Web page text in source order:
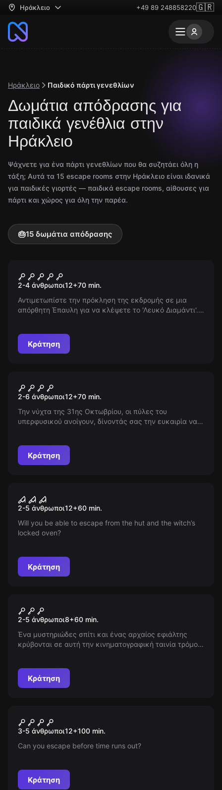
Ηράκλειο +49 89 248858220🇬🇷
Ηράκλειο Παιδικό πάρτι γενεθλίων
Δωμάτια απόδρασης για
παιδικά γενέθλια στην
Ηράκλειο
Ψάχνετε για ένα πάρτι γενεθλίων που θα συζητάει όλη η
τάξη; Αυτά τα 15 escape rooms στην Ηράκλειο είναι ιδανικά
για παιδικές γιορτές — παιδικά escape rooms, αίθουσες για
πάρτι και χώρος για όλη την παρέα.
🎂15 δωμάτια απόδρασης
Mission: White Diamond
2-4 άνθρωποι12+70 min.
Αντιμετωπίστε την πρόκληση της εκδρομής σε μια
απόρθητη Έπαυλη για να κλέψετε το 'Λευκό Διαμάντι'.
καταφέρετε?
Κράτηση
Νέος
31 Οκτωβρίου
2-6 άνθρωποι12+70 min.
Την νύχτα της 31ης Οκτωβρίου, οι πύλες του
υπερφυσικού ανοίγουν, δίνοντάς σας την ευκαιρία να
αξιωματικούς της Σοβιετικής Ένωσης σας περιμένει,
έτοιμος να αποκαλύψει το μυστικό του παρελθόντος.
Κράτηση
Νέος
HAGATHA spooky
2-5 άνθρωποι12+60 min.
Will you be able to escape from the hut and the witch’s
locked oven?
Κράτηση
Νέος
Το Κάλεσμα
2-5 άνθρωποι8+60 min.
Ένα μυστηριώδες σπίτι και ένας αρχαίος εφιάλτης
κρύβονται σε αυτή την κινηματογραφική ταινία τρόμου
καθώς το άγνωστο καραδοκεί πίσω από κάθε γωνιά...
Κράτηση
Νέος
Panic Room
3-5 άνθρωποι12+100 min.
Can you escape before time runs out?
Κράτηση